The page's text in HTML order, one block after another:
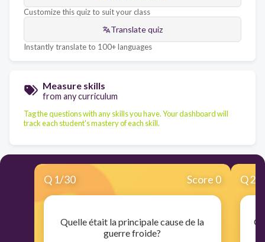
Customize this quiz to suit your class
Translate quiz
Instantly translate to 100+ languages
Measure skills
from any curriculum
Tag the questions with any skills you have. Your dashboard will
track each student's mastery of each skill.
Q 1/30 Score 0
Quelle était la principale cause de la
guerre froide?
Q2